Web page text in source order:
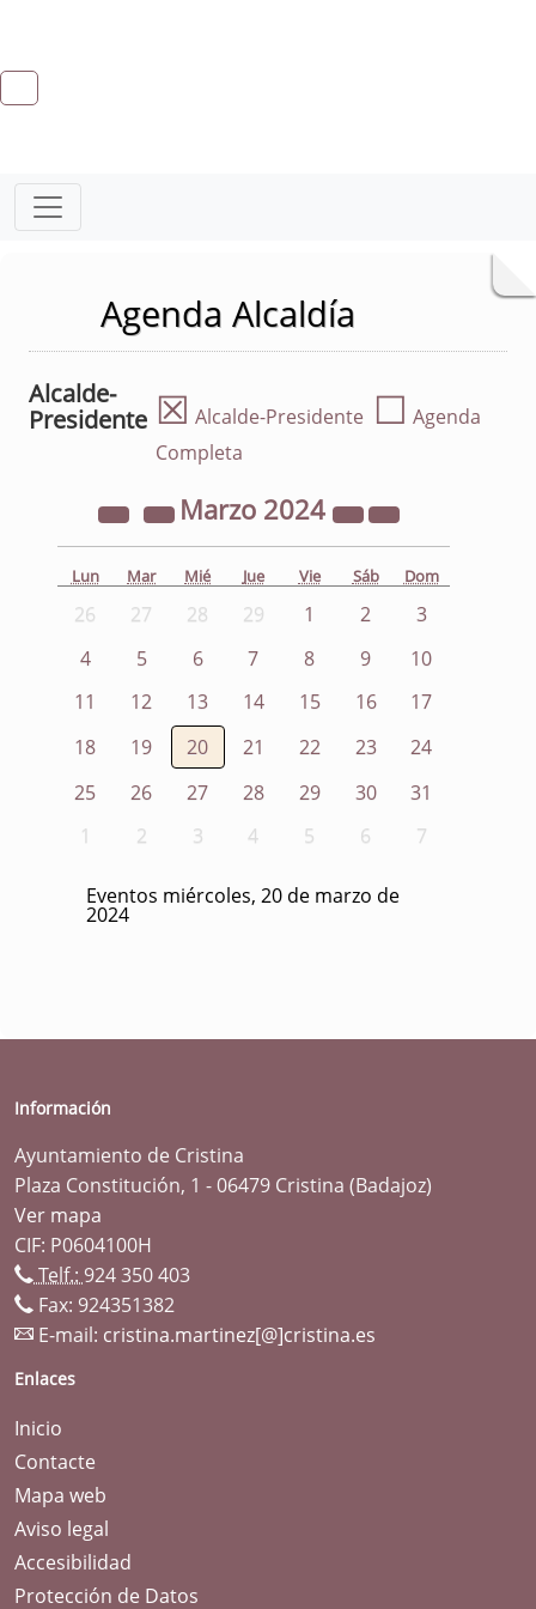
Agenda Alcaldía
Alcalde-
Presidente ☒ Alcalde-Presidente ☐ Agenda
Completa
Marzo 2024
Lun Mar Mié Jue Vie Sáb Dom
26 27 28 29 1 2
3
4
5 6 7 8 9
10
11
12 13 14 15 16
17
18
19 20 21 22 23
24
25
26 27 28 29 30
31
1
2 3 4 5 6 7
Eventos miércoles, 20 de marzo de
2024
Información
Ayuntamiento de Cristina
Plaza Constitución, 1 - 06479 Cristina (Badajoz)
Ver mapa
CIF: P0604100H
Telf.: 924 350 403
Fax: 924351382
E-mail: cristina.martinez[@]cristina.es
Enlaces
Inicio
Contacte
Mapa web
Aviso legal
Accesibilidad
Protección de Datos